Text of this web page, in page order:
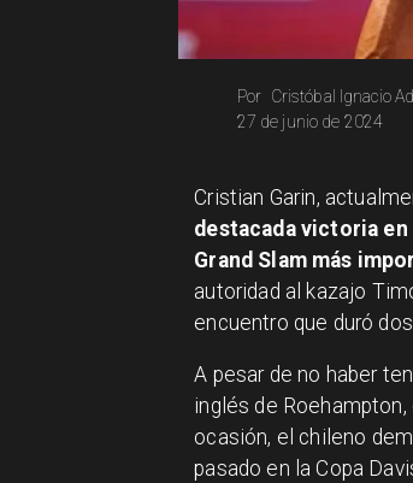
Cristóbal Ignacio
Por
27 de junio de 2024
Cristian Garin,
destacada victoria
Grand Slam más
autoridad al kazajo
encuentro que duró
A pesar de no haber
inglés de
ocasión, el chileno
pasado en la Copa